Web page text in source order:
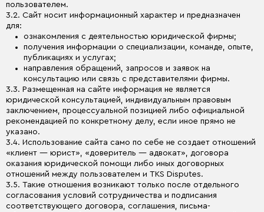
пользователем.
3.2. Сайт носит информационный характер и предназначен
для:
ознакомления с деятельностью юридической фирмы;
получения информации о специализации, команде, опыте,
публикациях и услугах;
направления обращений, запросов и заявок на
консультацию или связь с представителями фирмы.
3.3. Размещенная на сайте информация не является
юридической консультацией, индивидуальным правовым
заключением, процессуальной позицией либо официальной
рекомендацией по конкретному делу, если иное прямо не
указано.
3.4. Использование сайта само по себе не создает отношений
«клиент — юрист», «доверитель — адвокат», договора
оказания юридической помощи либо иных договорных
отношений между пользователем и TKS Disputes.
3.5. Такие отношения возникают только после отдельного
согласования условий сотрудничества и подписания
соответствующего договора, соглашения, письма-